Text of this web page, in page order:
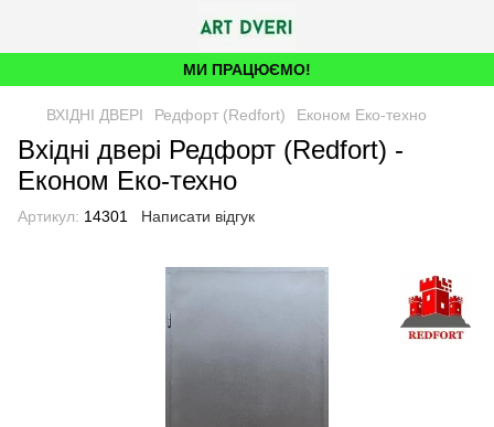
МИ ПРАЦЮЄМО!
ВХІДНІ ДВЕРІ Редфорт (Redfort) Економ Еко-техно
Вхідні двері Редфорт (Redfort) -
Економ Еко-техно
Артикул: 14301 Написати відгук